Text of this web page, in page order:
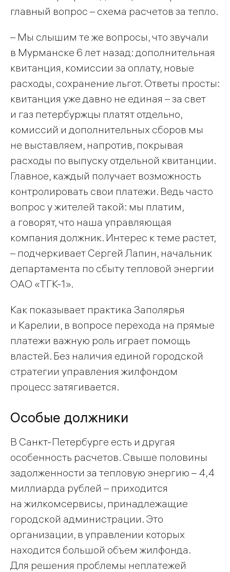
главный вопрос – схема расчетов за тепло.
– Мы слышим те же вопросы, что звучали
в Мурманске 6 лет назад: дополнительная
квитанция, комиссии за оплату, новые
расходы, сохранение льгот. Ответы просты:
квитанция уже давно не единая – за свет
и газ петербуржцы платят отдельно,
комиссий и дополнительных сборов мы
не выставляем, напротив, покрывая
расходы по выпуску отдельной квитанции.
Главное, каждый получает возможность
контролировать свои платежи. Ведь часто
вопрос у жителей такой: мы платим,
а говорят, что наша управляющая
компания должник. Интерес к теме растет,
– подчеркивает Сергей Лапин, начальник
департамента по сбыту тепловой энергии
ОАО «ТГК-1».
Как показывает практика Заполярья
и Карелии, в вопросе перехода на прямые
платежи важную роль играет помощь
властей. Без наличия единой городской
стратегии управления жилфондом
процесс затягивается.
Особые должники
В Санкт-Петербурге есть и другая
особенность расчетов. Свыше половины
задолженности за тепловую энергию – 4,4
миллиарда рублей – приходится
на жилкомсервисы, принадлежащие
городской администрации. Это
организации, в управлении которых
находится большой объем жилфонда.
Для решения проблемы неплатежей